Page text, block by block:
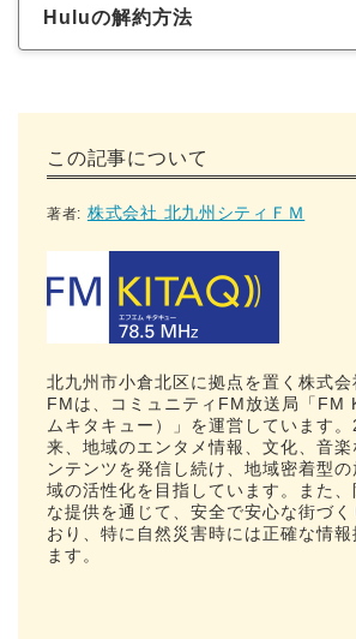
Huluの解約方法
この記事について
著者: 株式会社 北九州シティＦＭ
北九州市小倉北区に拠点を置く株式会
FMは、コミュニティFM放送局「FM
ムキタキュー）」を運営しています
来、地域のエンタメ情報、文化、音楽
ンテンツを発信し続け、地域密着型
域の活性化を目指しています。また
な提供を通じて、安全で安心な街づ
おり、特に自然災害時には正確な情
ます。